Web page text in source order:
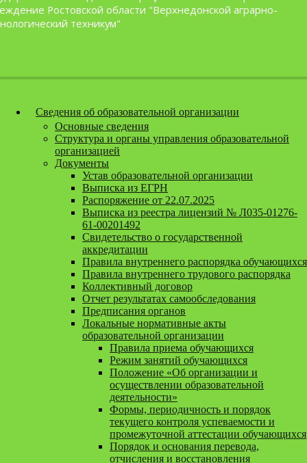
Перейти к содержанию
Ростовской области "Верхнедонской аграрно-
техникум"
Сведения об образовательной организации
Основные сведения
Структура и органы управления образовательной
организацией
Документы
Устав образовательной организации
Выписка из ЕГРН
Распоряжение от 22.07.2025
Выписка из реестра лицензий № Л035-01276-
61-00201492
Свидетельство о государственной
аккредитации
Правила внутреннего распорядка обучающихся
Правила внутреннего трудового распорядка
Коллективный договор
Отчет результатах самообследования
Предписания органов
Локальные нормативные акты
образовательной организации
Правила приема обучающихся
Режим занятий обучающихся
Положение «Об организации и
осуществлении образовательной
деятельности»
Формы, периодичность и порядок
текущего контроля успеваемости и
промежуточной аттестации обучающихся
Порядок и основания перевода,
отчисления и восстановления